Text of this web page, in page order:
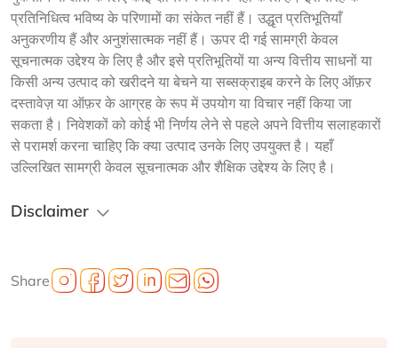
प्रतिनिधित्व भविष्य के परिणामों का संकेत नहीं हैं। उद्धृत प्रतिभूतियाँ
अनुकरणीय हैं और अनुशंसात्मक नहीं हैं। ऊपर दी गई सामग्री केवल
सूचनात्मक उद्देश्य के लिए है और इसे प्रतिभूतियों या अन्य वित्तीय साधनों या
किसी अन्य उत्पाद को खरीदने या बेचने या सब्सक्राइब करने के लिए ऑफ़र
दस्तावेज़ या ऑफ़र के आग्रह के रूप में उपयोग या विचार नहीं किया जा
सकता है। निवेशकों को कोई भी निर्णय लेने से पहले अपने वित्तीय सलाहकारों
से परामर्श करना चाहिए कि क्या उत्पाद उनके लिए उपयुक्त है। यहाँ
उल्लिखित सामग्री केवल सूचनात्मक और शैक्षिक उद्देश्य के लिए है।
Disclaimer
Share